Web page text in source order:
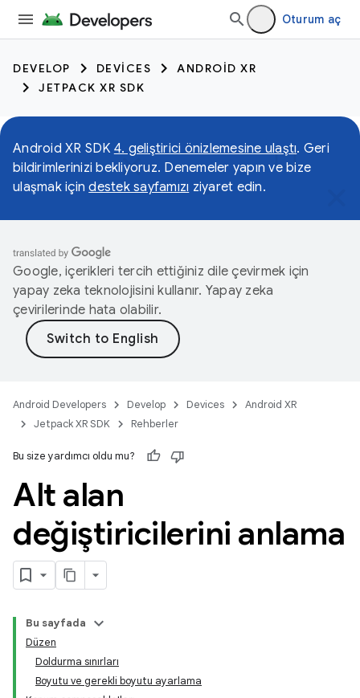
Oturum aç
DEVELOP DEVICES
ANDROID XR
JETPACK XR SDK
Android XR SDK 4. geliştirici önizlemesine ulaştı. Geri
bildirimlerinizi bekliyoruz. Denemeler yapın ve bize
ulaşmak içindestek sayfamızı ziyaret edin.
Google, içerikleri tercih ettiğiniz dile çevirmek için
yapay zeka teknolojisini kullanır. Yapay zeka
çevirilerinde hata olabilir.
Android Developers Develop Devices
Android XR
Jetpack XR SDK
Rehberler
Bu size yardımcı oldu mu?
Alt alan
değiştiricilerini anlama
Bu sayfada
Düzen
Doldurma sınırları
Boyutu ve gerekli boyutu ayarlama